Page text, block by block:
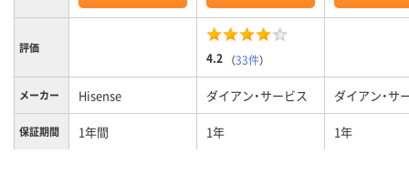
評価
4.2 （33件）
メーカー Hisense ダイアン・サービス ダイアン・サ
保証期間 1年間 1年 1年